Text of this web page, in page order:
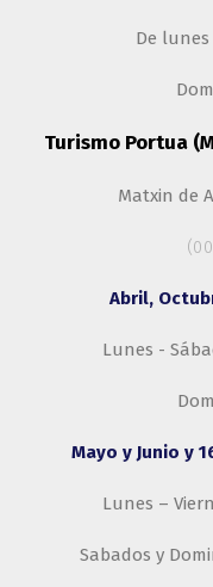
De lunes
Turismo Portua
Matxin de
Abril,
Lunes -
Mayo y Junio y
Lunes –
Sabados y